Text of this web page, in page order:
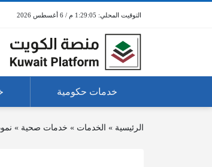
1:29:05 م / 6 أغسطس 2026
خدمات حكومية
الرئيسية » الخدمات » خدمات صحية »